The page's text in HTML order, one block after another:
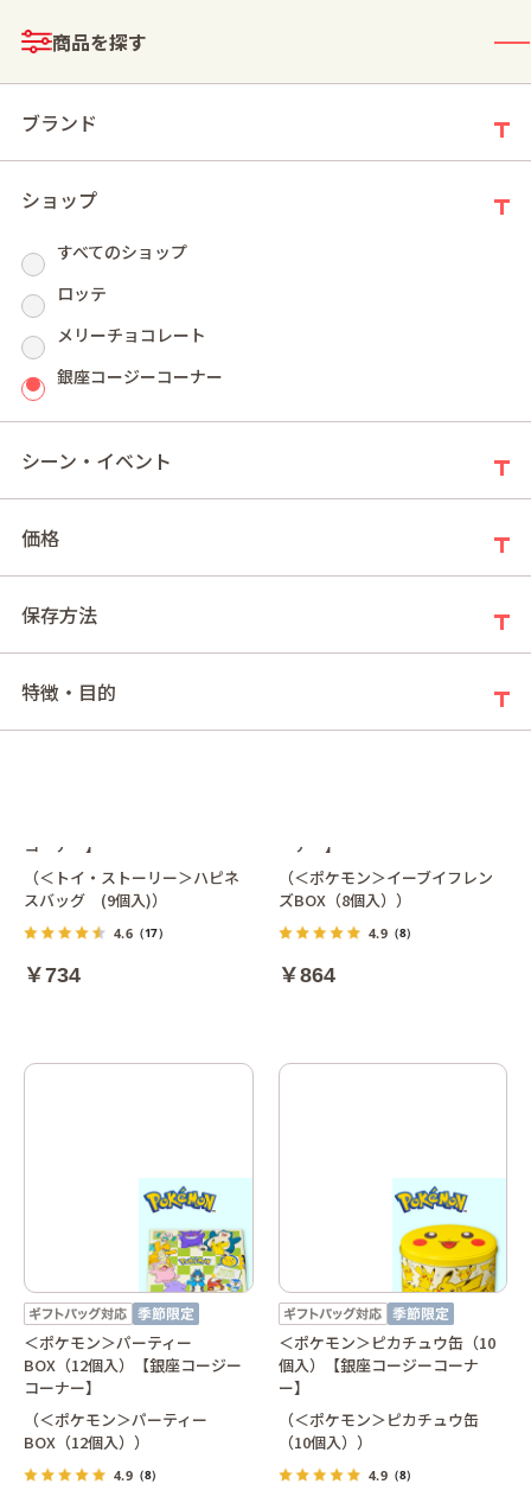
モールトップ 焼き菓子
ギフト（焼き菓子）
商品を探す
ブランド
ショップ
すべてのショップ
ロッテ
メリーチョコレート
銀座コージーコーナー
シーン・イベント
価格
保存方法
特徴・目的
25 件の商品 新着順
コーナー】
（＜トイ・ストーリー＞ハピネ
スバッグ (9個入)）
4.6 （17）
￥734
ーナー】
（＜ポケモン＞イーブイフレン
ズBOX（8個入））
4.9（8）
￥864
＜ポケモン＞パーティー
BOX（12個入）【銀座コージー
コーナー】
（＜ポケモン＞パーティー
BOX（12個入））
4.9 （8）
＜ポケモン＞ピカチュウ缶（10
個入）【銀座コージーコーナ
ー】
（＜ポケモン＞ピカチュウ缶
（10個入））
4.9（8）